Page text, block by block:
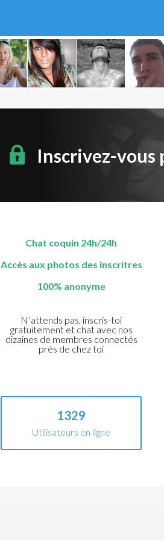
Inscrivez-vous
Chat coquin 24h/24h
Accès aux photos des inscritres
100% anonyme
N’attends pas, inscris-toi
gratuitement et chat avec nos
dizaines de membres connectés
près de chez toi
1329
Utilisateurs en ligne